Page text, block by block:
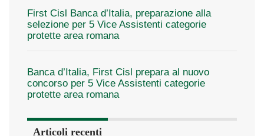
First Cisl Banca d’Italia, preparazione alla
selezione per 5 Vice Assistenti categorie
protette area romana
Banca d’Italia, First Cisl prepara al nuovo
concorso per 5 Vice Assistenti categorie
protette area romana
Articoli recenti